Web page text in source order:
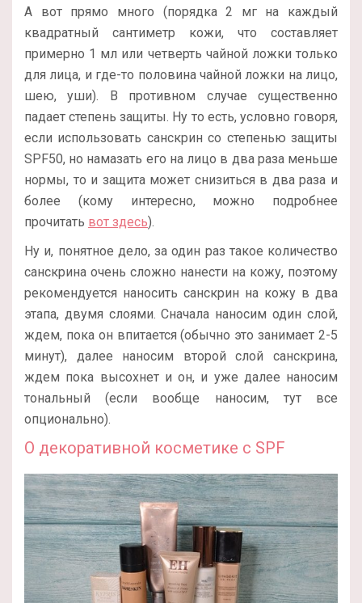
А вот прямо много (порядка 2 мг на каждый
квадратный сантиметр кожи, что составляет
примерно 1 мл или четверть чайной ложки только
для лица, и где-то половина чайной ложки на лицо,
шею, уши). В противном случае существенно
падает степень защиты. Ну то есть, условно говоря,
если использовать санскрин со степенью защиты
SPF50, но намазать его на лицо в два раза меньше
нормы, то и защита может снизиться в два раза и
более (кому интересно, можно подробнее
прочитать вот здесь).
Ну и, понятное дело, за один раз такое количество
санскрина очень сложно нанести на кожу, поэтому
рекомендуется наносить санскрин на кожу в два
этапа, двумя слоями. Сначала наносим один слой,
ждем, пока он впитается (обычно это занимает 2-5
минут), далее наносим второй слой санскрина,
ждем пока высохнет и он, и уже далее наносим
тональный (если вообще наносим, тут все
опционально).
О декоративной косметике с SPF